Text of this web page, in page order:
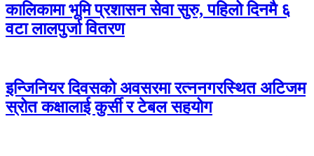
कालिकामा भूमि प्रशासन सेवा सुरु, पहिलो दिनमै ६
वटा लालपुर्जा वितरण
इन्जिनियर दिवसको अवसरमा रत्ननगरस्थित अटिजम
स्रोत कक्षालाई कुर्सी र टेबल सहयोग